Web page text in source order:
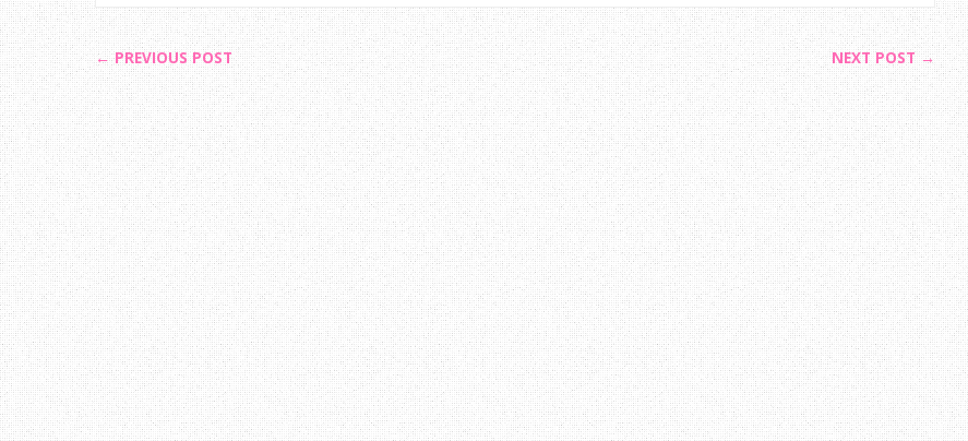
← PREVIOUS POST NEXT POST →